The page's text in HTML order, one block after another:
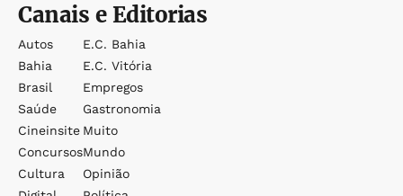
Canais e Editorias
Autos
Bahia
Brasil
Saúde
Cineinsite
Concursos
Cultura
E.c. Bahia
E.c. Vitória
Empregos
Gastronomia
Muito
Mundo
Opinião